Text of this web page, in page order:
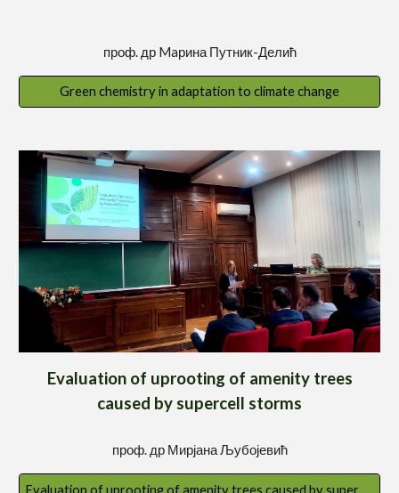
проф. др Maрина Путник-Делић
Green chemistry in adaptation to climate change
Evaluation of uprooting of amenity trees
caused by supercell storms
проф. др Мирјана Љубојевић
Evaluation of uprooting of amenity trees caused by supercell storms